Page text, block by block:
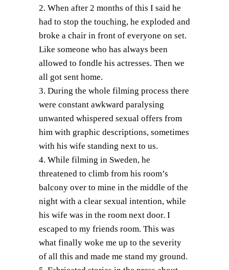
2. When after 2 months of this I said he
had to stop the touching, he exploded and
broke a chair in front of everyone on set.
Like someone who has always been
allowed to fondle his actresses. Then we
all got sent home.
3. During the whole filming process there
were constant awkward paralysing
unwanted whispered sexual offers from
him with graphic descriptions, sometimes
with his wife standing next to us.
4. While filming in Sweden, he
threatened to climb from his room’s
balcony over to mine in the middle of the
night with a clear sexual intention, while
his wife was in the room next door. I
escaped to my friends room. This was
what finally woke me up to the severity
of all this and made me stand my ground.